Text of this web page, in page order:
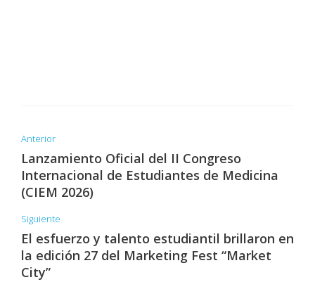
Anterior
Lanzamiento Oficial del II Congreso
Internacional de Estudiantes de Medicina
(CIEM 2026)
Siguiente
El esfuerzo y talento estudiantil brillaron en
la edición 27 del Marketing Fest “Market
City”